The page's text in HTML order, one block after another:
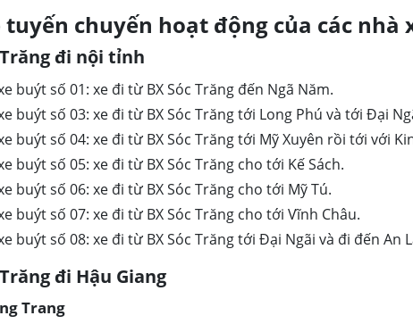
tuyến chuyến hoạt động của các nhà
đi nội tỉnh
buýt số 01: xe đi từ BX Sóc Trăng đến Ngã Năm.
buýt số 03: xe đi từ BX Sóc Trăng tới Long Phú và tới Đại
buýt số 04: xe đi từ BX Sóc Trăng tới Mỹ Xuyên rồi tới với
buýt số 05: xe đi từ BX Sóc Trăng cho tới Kế Sách.
buýt số 06: xe đi từ BX Sóc Trăng cho tới Mỹ Tú.
buýt số 07: xe đi từ BX Sóc Trăng cho tới Vĩnh Châu.
buýt số 08: xe đi từ BX Sóc Trăng tới Đại Ngãi và đi đến An
đi Hậu Giang
Trang